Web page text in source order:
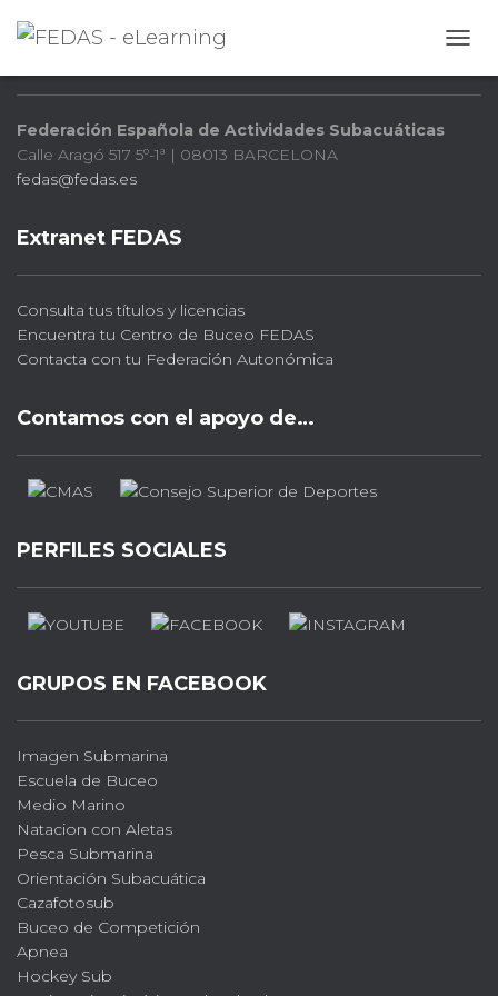
Federación Española de Actividades Subacuáticas
Calle Aragó 517 5º-1ª | 08013 BARCELONA
fedas@fedas.es
Extranet FEDAS
Consulta tus títulos y licencias
Encuentra tu Centro de Buceo FEDAS
Contacta con tu Federación Autonómica
Contamos con el apoyo de…
PERFILES SOCIALES
GRUPOS EN FACEBOOK
Imagen Submarina
Escuela de Buceo
Medio Marino
Natacion con Aletas
Pesca Submarina
Orientación Subacuática
Cazafotosub
Buceo de Competición
Apnea
Hockey Sub